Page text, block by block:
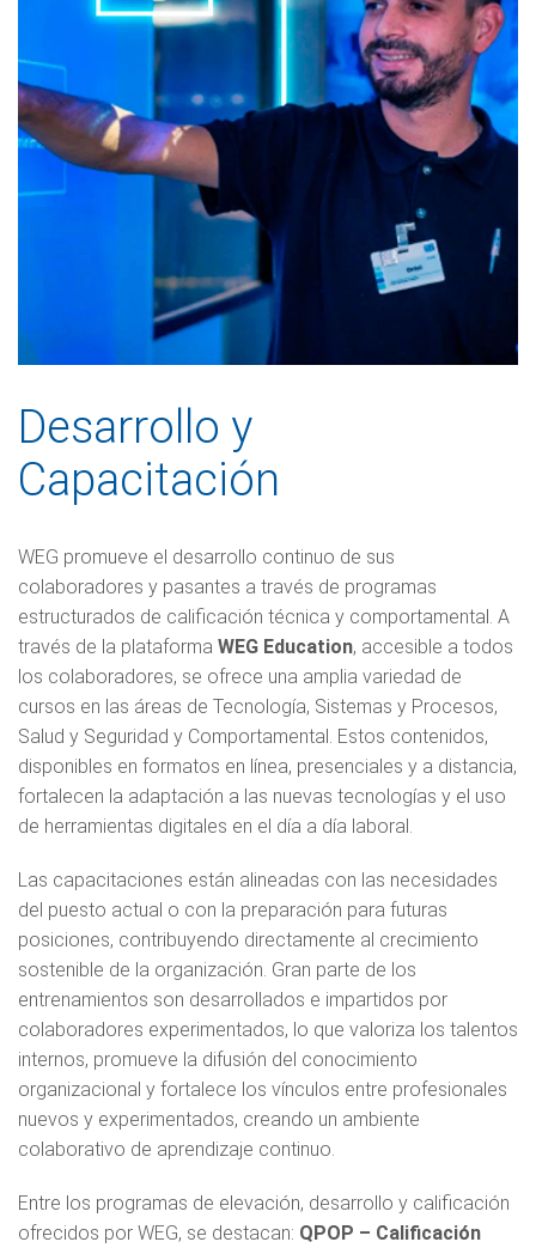
Desarrollo y
Capacitación
WEG promueve el desarrollo continuo de sus
colaboradores y pasantes a través de programas
estructurados de calificación técnica y comportamental. A
través de la plataforma WEG Education, accesible a todos
los colaboradores, se ofrece una amplia variedad de
cursos en las áreas de Tecnología, Sistemas y Procesos,
Salud y Seguridad y Comportamental. Estos contenidos,
disponibles en formatos en línea, presenciales y a distancia,
fortalecen la adaptación a las nuevas tecnologías y el uso
de herramientas digitales en el día a día laboral.
Las capacitaciones están alineadas con las necesidades
del puesto actual o con la preparación para futuras
posiciones, contribuyendo directamente al crecimiento
sostenible de la organización. Gran parte de los
entrenamientos son desarrollados e impartidos por
colaboradores experimentados, lo que valoriza los talentos
internos, promueve la difusión del conocimiento
organizacional y fortalece los vínculos entre profesionales
nuevos y experimentados, creando un ambiente
colaborativo de aprendizaje continuo.
Entre los programas de elevación, desarrollo y calificación
ofrecidos por WEG, se destacan: QPOP – Calificación